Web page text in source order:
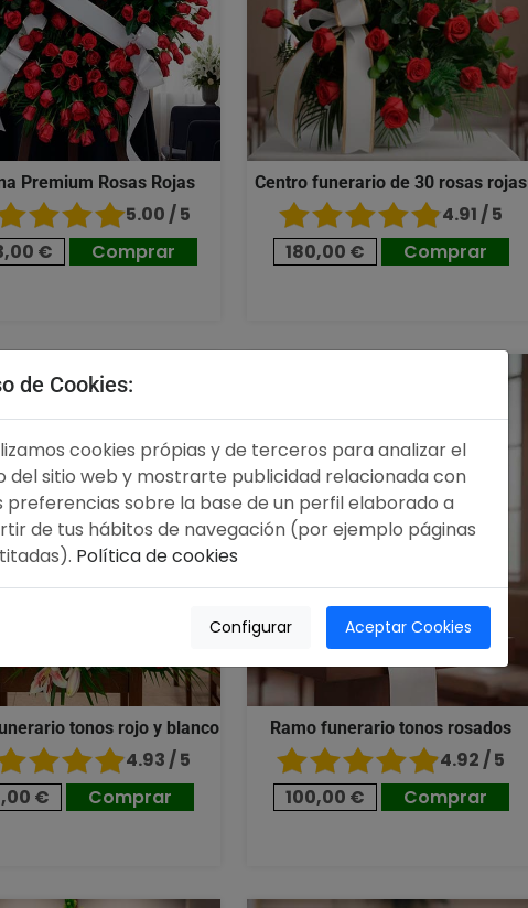
Premium Rosas Rojas
5.00 / 5
€
Comprar
Centro funerario de 30 rosas rojas
4.91 / 5
180,00 €
Comprar
€
tonos rojo y blanco
4.93 / 5
€
Comprar
Ramo funerario tonos rosados
4.92 / 5
100,00 €
Comprar
de Cookies:
cookies própias y de terceros para analizar el
del sitio web y mostrarte publicidad relacionada con
preferencias sobre la base de un perfil elaborado a
de tus hábitos de navegación (por ejemplo páginas
Política de cookies
Configurar Aceptar Cookies